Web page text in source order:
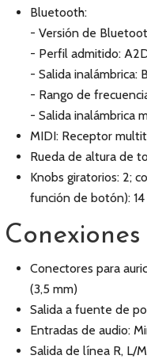
Bluetooth:
- Versión de
- Perfil admitido:
- Salida inalámbrica:
- Rango de
- Salida inalámbrica
MIDI: Receptor
Rueda de altura de
Knobs giratorios: 2;
función de botón): 14
Conexiones
Conectores para
(3,5 mm)
Salida a fuente de
Entradas de audio:
Salida de línea R, L/